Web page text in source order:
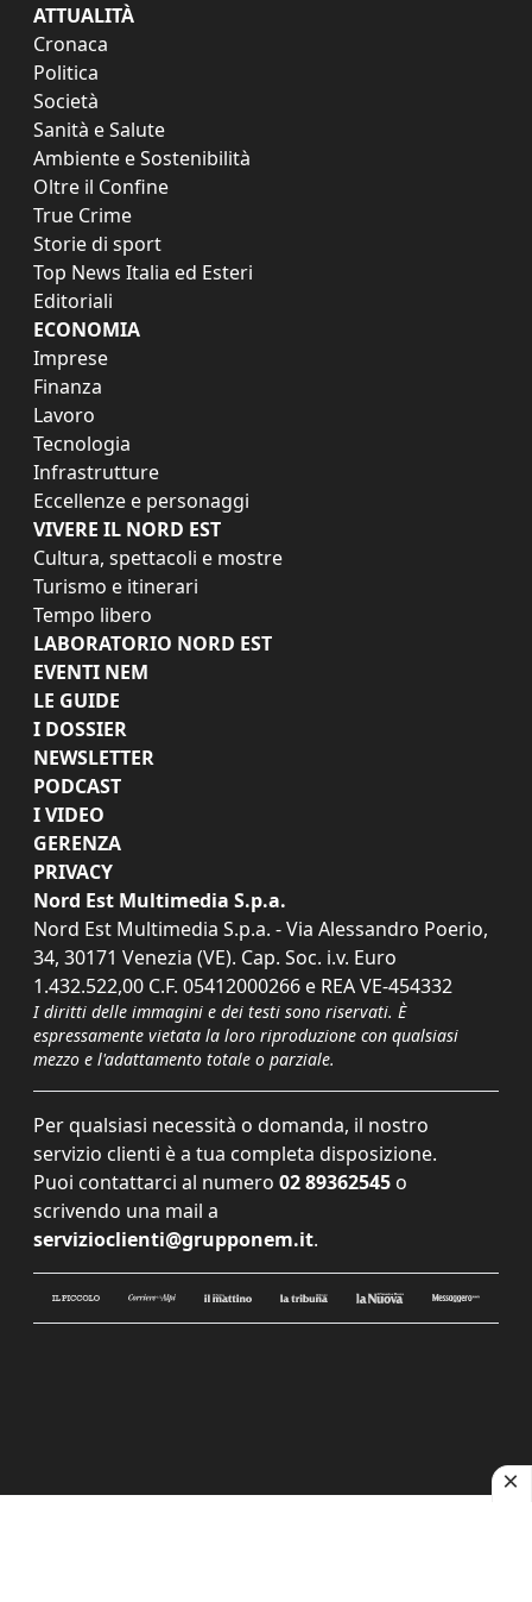
ATTUALITÀ
Cronaca
Politica
Società
Sanità e Salute
Ambiente e Sostenibilità
Oltre il Confine
True Crime
Storie di sport
Top News Italia ed Esteri
Editoriali
ECONOMIA
Imprese
Finanza
Lavoro
Tecnologia
Infrastrutture
Eccellenze e personaggi
VIVERE IL NORD EST
Cultura, spettacoli e mostre
Turismo e itinerari
Tempo libero
LABORATORIO NORD EST
EVENTI NEM
LE GUIDE
I DOSSIER
NEWSLETTER
PODCAST
I VIDEO
GERENZA
PRIVACY
Nord Est Multimedia S.p.a.
Nord Est Multimedia S.p.a. - Via Alessandro Poerio,
34, 30171 Venezia (VE). Cap. Soc. i.v. Euro
1.432.522,00 C.F. 05412000266 e REA VE-454332
I diritti delle immagini e dei testi sono riservati. È
espressamente vietata la loro riproduzione con qualsiasi
mezzo e l'adattamento totale o parziale.
Per qualsiasi necessità o domanda, il nostro
servizio clienti è a tua completa disposizione.
Puoi contattarci al numero 02 89362545 o
scrivendo una mail a
servizioclienti@grupponem.it.